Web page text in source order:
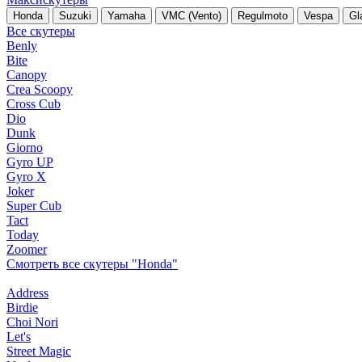
Honda Suzuki Yamaha VMC (Vento) Regulmoto Vespa
Все скутеры
Benly
Bite
Canopy
Crea Scoopy
Cross Cub
Dio
Dunk
Giorno
Gyro UP
Gyro X
Joker
Super Cub
Tact
Today
Zoomer
Смотреть все скутеры "Honda"
Address
Birdie
Choi Nori
Let's
Street Magic